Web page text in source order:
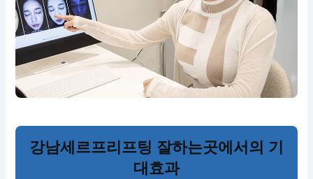
강남세르프리프팅 잘하는곳에서의 기
대효과